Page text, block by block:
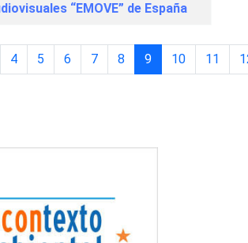
“EMOVE” de España
Página 9 de 29
4 5 6 7 8 9 10 11